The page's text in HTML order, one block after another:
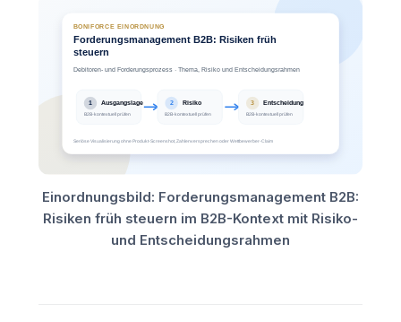
Einordnungsbild: Forderungsmanagement B2B:
Risiken früh steuern im B2B-Kontext mit Risiko-
und Entscheidungsrahmen